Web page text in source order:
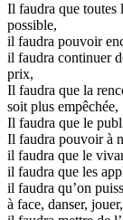
Il faudra que toutes
possible,
il faudra pouvoir
il faudra continuer
prix,
Il faudra que la
soit plus empêchée,
Il faudra que le
Il faudra pouvoir à
il faudra que le
il faudra que les
il faudra qu’on
à face, danser,